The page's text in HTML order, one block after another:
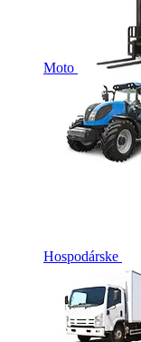
Moto
Hospodárske